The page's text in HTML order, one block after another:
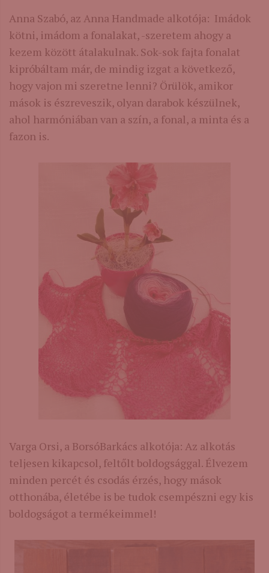
Anna Szabó, az Anna Handmade alkotója: Imádok
kötni, imádom a fonalakat, -szeretem ahogy a
kezem között átalakulnak. Sok-sok fajta fonalat
kipróbáltam már, de mindig izgat a következő,
hogy vajon mi szeretne lenni? Örülök, amikor
mások is észreveszik, olyan darabok készülnek,
ahol harmóniában van a szín, a fonal, a minta és a
fazon is.
Varga Orsi, a BorsóBarkács alkotója: Az alkotás
teljesen kikapcsol, feltőlt boldogsággal. Élvezem
minden percét és csodás érzés, hogy mások
otthonába, életébe is be tudok csempészni egy kis
boldogságot a termékeimmel!